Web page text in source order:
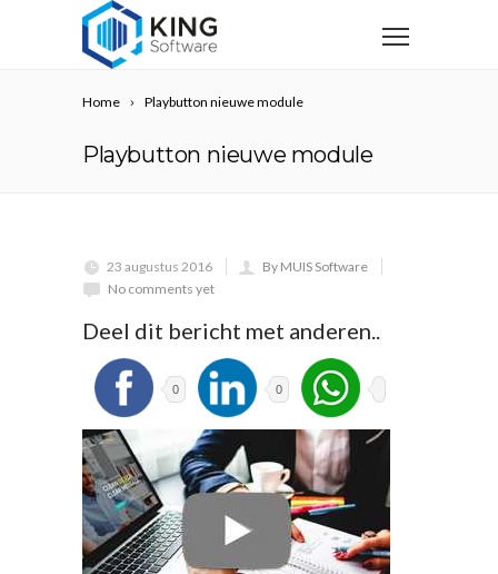
Home Playbutton nieuwe module
Playbutton nieuwe module
23 augustus 2016
By MUIS Software
No comments yet
Deel dit bericht met anderen..
0 0